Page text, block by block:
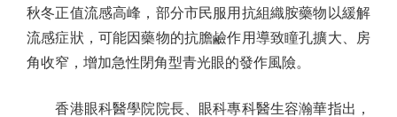
秋冬正值流感高峰，部分市民服用抗組織胺藥物以緩解
流感症狀，可能因藥物的抗膽鹼作用導致瞳孔擴大、房
角收窄，增加急性閉角型青光眼的發作風險。
香港眼科醫學院院長、眼科專科醫生容瀚華指出，